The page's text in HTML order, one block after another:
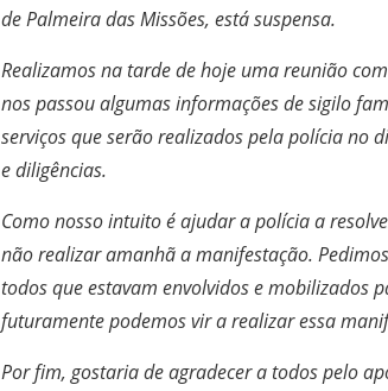
de Palmeira das Missões, está suspensa.
Realizamos na tarde de hoje uma reunião
nos passou algumas informações de sigilo
serviços que serão realizados pela polícia no
e diligências.
Como nosso intuito é ajudar a polícia a
não realizar amanhã a manifestação.
todos que estavam envolvidos e mobilizados
futuramente podemos vir a realizar essa
Por fim, gostaria de agradecer a todos pelo